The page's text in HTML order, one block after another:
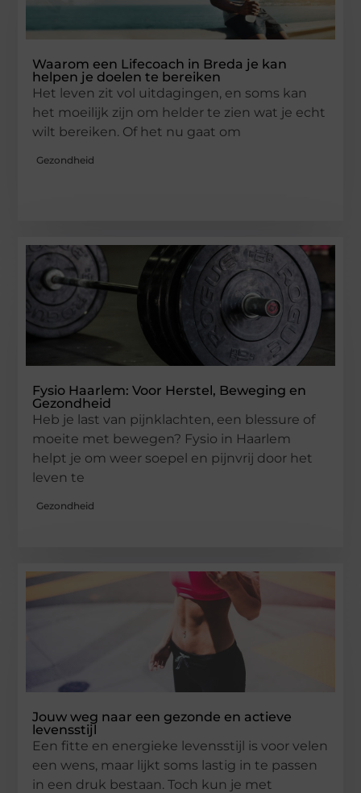
Waarom een Lifecoach in Breda je kan
helpen je doelen te bereiken
Het leven zit vol uitdagingen, en soms kan
het moeilijk zijn om helder te zien wat je echt
wilt bereiken. Of het nu gaat om
Gezondheid
Fysio Haarlem: Voor Herstel, Beweging en
Gezondheid
Heb je last van pijnklachten, een blessure of
moeite met bewegen? Fysio in Haarlem
helpt je om weer soepel en pijnvrij door het
leven te
Gezondheid
Jouw weg naar een gezonde en actieve
levensstijl
Een fitte en energieke levensstijl is voor velen
een wens, maar lijkt soms lastig in te passen
in een druk bestaan. Toch kun je met